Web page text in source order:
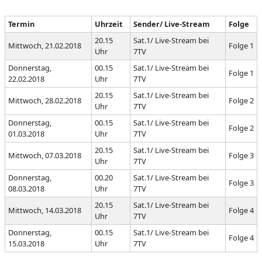
Termin Uhrzeit Sender/ Live-Stream Folge
Mittwoch, 21.02.2018
20.15
Uhr
Sat.1/ Live-Stream bei
7TV
Folge 1
Donnerstag,
22.02.2018
00.15
Uhr
Sat.1/ Live-Stream bei
7TV
Folge 1
Mittwoch, 28.02.2018
20.15
Uhr
Sat.1/ Live-Stream bei
7TV
Folge 2
Donnerstag,
01.03.2018
00.15
Uhr
Sat.1/ Live-Stream bei
7TV
Folge 2
Mittwoch, 07.03.2018
20.15
Uhr
Sat.1/ Live-Stream bei
7TV
Folge 3
Donnerstag,
08.03.2018
00.20
Uhr
Sat.1/ Live-Stream bei
7TV
Folge 3
Mittwoch, 14.03.2018
20.15
Uhr
Sat.1/ Live-Stream bei
7TV
Folge 4
Donnerstag,
15.03.2018
00.15
Uhr
Sat.1/ Live-Stream bei
7TV
Folge 4